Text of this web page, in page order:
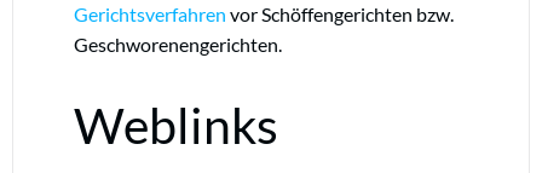
Gerichtsverfahren vor Schöffengerichten bzw.
Geschworenengerichten.
Weblinks